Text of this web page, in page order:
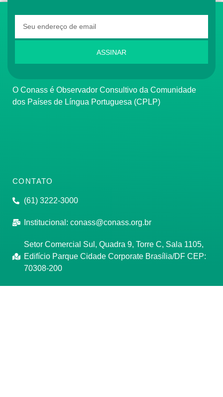
ASSINAR
O Conass é Observador Consultivo da Comunidade
dos Países de Língua Portuguesa (CPLP)
CONTATO
(61) 3222-3000
Institucional: conass@conass.org.br
Setor Comercial Sul, Quadra 9, Torre C, Sala 1105,
Edifício Parque Cidade Corporate Brasília/DF CEP:
70308-200